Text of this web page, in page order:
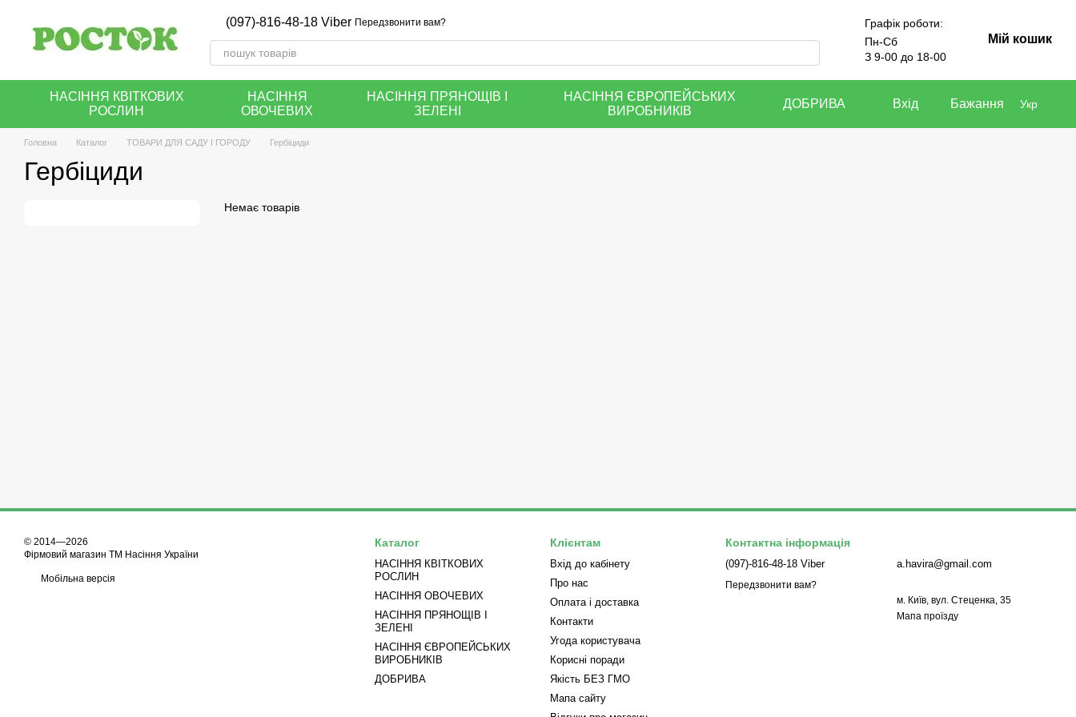
(097)-816-48-18 Viber Передзвонити вам?
Графік роботи:
Пн-Сб
З 9-00 до 18-00
Мій кошик
НАСІННЯ КВІТКОВИХ
РОСЛИН
НАСІННЯ
ОВОЧЕВИХ
НАСІННЯ ПРЯНОЩІВ І
ЗЕЛЕНІ
НАСІННЯ ЄВРОПЕЙСЬКИХ
ВИРОБНИКІВ
ДОБРИВА Вхід Бажання Укр
Головна Каталог ТОВАРИ ДЛЯ САДУ І ГОРОДУ Гербіциди
Гербіциди
Немає товарів
© 2014—2026
Фірмовий магазин ТМ Насіння України
Мобільна версія
Каталог
НАСІННЯ КВІТКОВИХ
РОСЛИН
НАСІННЯ ОВОЧЕВИХ
НАСІННЯ ПРЯНОЩІВ І
ЗЕЛЕНІ
НАСІННЯ ЄВРОПЕЙСЬКИХ
ВИРОБНИКІВ
ДОБРИВА
Клієнтам
Вхід до кабінету
Про нас
Оплата і доставка
Контакти
Угода користувача
Корисні поради
Якість БЕЗ ГМО
Мапа сайту
Контактна інформація
(097)-816-48-18 Viber
Передзвонити вам?
a.havira@gmail.com
м. Київ, вул. Стеценка, 35
Мапа проїзду